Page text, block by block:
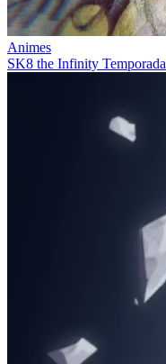
Animes
SK8 the Infinity